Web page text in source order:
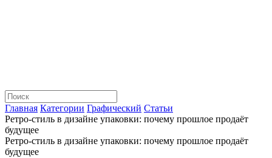
Главная Категории Графический Статьи
Ретро-стиль в дизайне упаковки: почему прошлое продаёт
будущее
Ретро-стиль в дизайне упаковки: почему прошлое продаёт
будущее